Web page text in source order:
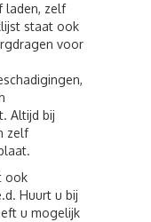
laden, zelf
staat ook
voor
Altijd bij
zelf
ook
Huurt u bij
u mogelijk